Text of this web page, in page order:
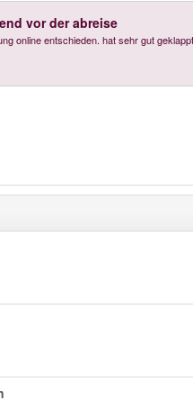
vor der abreise
online entschieden. hat sehr gut